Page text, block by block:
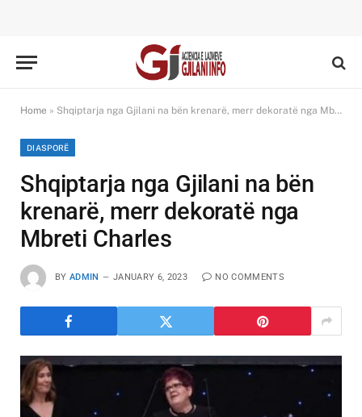
Home » Shqiptarja nga Gjilani na bën krenarë, merr dekoratë nga Mbreti Charles
DIASPORË
Shqiptarja nga Gjilani na bën
krenarë, merr dekoratë nga
Mbreti Charles
BY ADMIN JANUARY 6, 2023 NO COMMENTS